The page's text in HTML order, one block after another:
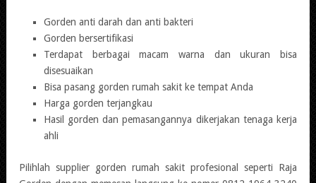
Gorden anti darah dan anti bakteri
Gorden bersertifikasi
Terdapat berbagai macam warna dan ukuran bisa
disesuaikan
Bisa pasang gorden rumah sakit ke tempat Anda
Harga gorden terjangkau
Hasil gorden dan pemasangannya dikerjakan tenaga kerja
ahli
Pilihlah supplier gorden rumah sakit profesional seperti Raja